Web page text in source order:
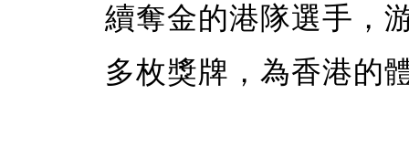
續奪金的港隊選手，
多枚獎牌，為香港的